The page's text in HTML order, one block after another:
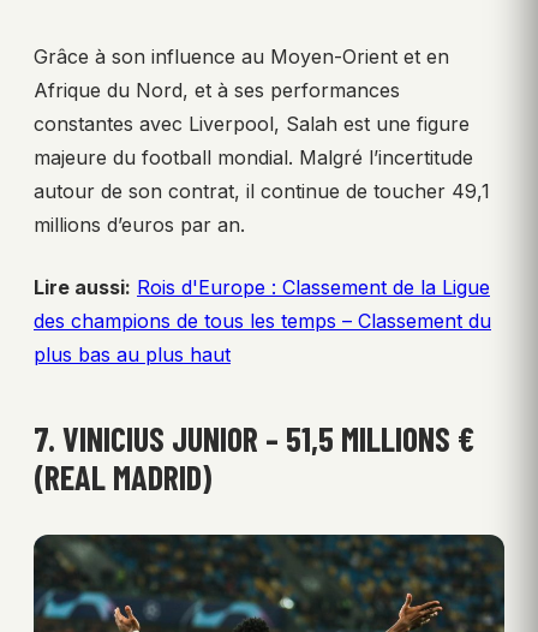
Grâce à son influence au Moyen-Orient et en
Afrique du Nord, et à ses performances
constantes avec Liverpool, Salah est une figure
majeure du football mondial. Malgré l’incertitude
autour de son contrat, il continue de toucher 49,1
millions d’euros par an.
Lire aussi: Rois d'Europe : Classement de la Ligue
des champions de tous les temps – Classement du
plus bas au plus haut
7. VINICIUS JUNIOR – 51,5 MILLIONS €
(REAL MADRID)